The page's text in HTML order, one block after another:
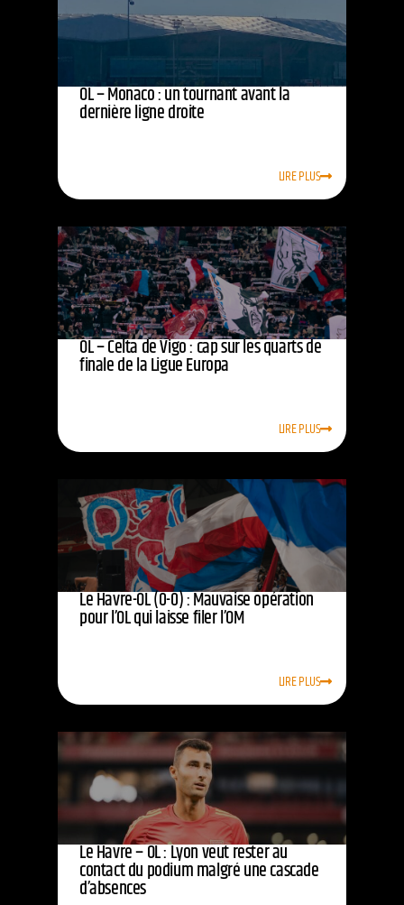
OL – Monaco : un tournant avant la
dernière ligne droite
LIRE PLUS
OL – Celta de Vigo : cap sur les quarts de
finale de la Ligue Europa
LIRE PLUS
Le Havre-OL (0-0) : Mauvaise opération
pour l’OL qui laisse filer l’OM
LIRE PLUS
Le Havre – OL : Lyon veut rester au
contact du podium malgré une cascade
d’absences